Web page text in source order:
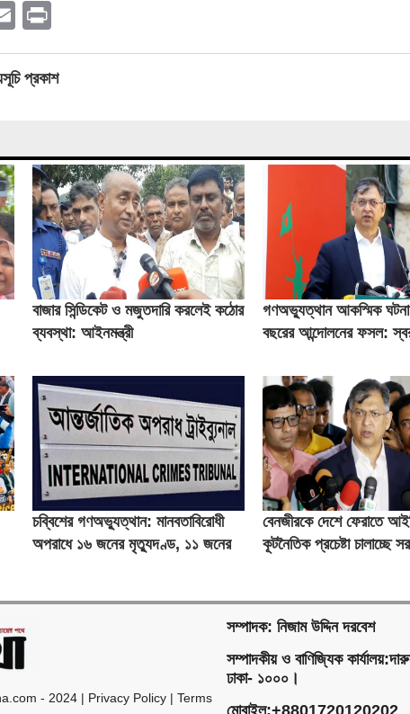
Email
প্রকাশ
বাজার সিন্ডিকেট ও মজুতদারি করলেই কঠোর
ব্যবস্থা: আইনমন্ত্রী
গণঅভ্যুত্থান আকস্মিক
বছরের আন্দোলনের ফসল:
চব্বিশের গণঅভ্যুত্থান: মানবতাবিরোধী
অপরাধে ১৬ জনের মৃত্যুদণ্ড, ১১ জনের
বেনজীরকে দেশে ফেরাতে
কূটনৈতিক প্রচেষ্টা চালাচ্ছে
- 2024 | Privacy Policy | Terms
সম্পাদক: নিজাম উদ্দিন দরবেশ
সম্পাদকীয় ও বাণিজ্যিক
ঢাকা- ১০০০।
মোবাইল:+8801720120202